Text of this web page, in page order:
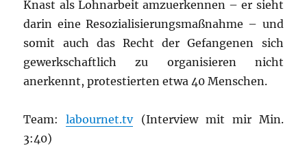
Knast als Lohnarbeit amzuerkennen – er sieht
darin eine Resozialisierungsmaßnahme – und
somit auch das Recht der Gefangenen sich
gewerkschaftlich zu organisieren nicht
anerkennt, protestierten etwa 40 Menschen.
Team:labournet.tv(Interview mit mir Min.
3:40)